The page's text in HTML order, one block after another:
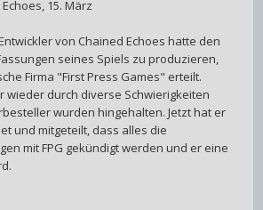
, 15. März
von Chained Echoes hatte den
seines Spiels zu produzieren,
Firma "First Press Games" erteilt.
wieder durch diverse Schwierigkeiten
wurden hingehalten. Jetzt hat er
und mitgeteilt, dass alles die
mit FPG gekündigt werden und er eine